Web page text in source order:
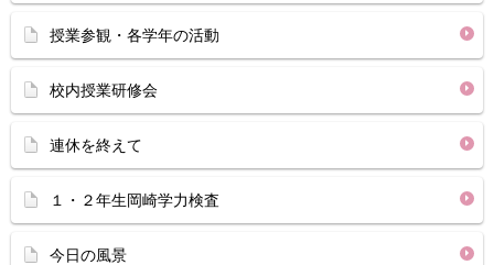
授業参観・各学年の活動
校内授業研修会
連休を終えて
１・２年生岡崎学力検査
今日の風景